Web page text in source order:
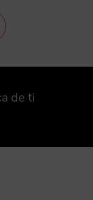
de ti